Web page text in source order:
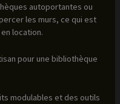
autoportantes ou
les murs, ce qui est
location.
pour une bibliothèque
modulables et des outils